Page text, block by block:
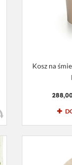
Kosz na